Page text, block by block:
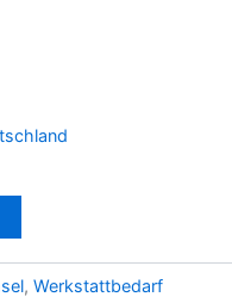
, Werkstattbedarf